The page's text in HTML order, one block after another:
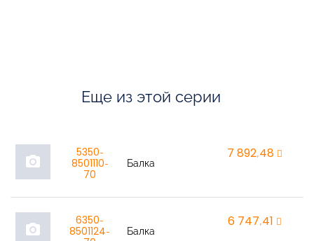
Еще из этой серии
photo_camera
5350-
8501110-
70
Балка
7 892,48
photo_camera
6350-
8501124-
Балка
6 747,41